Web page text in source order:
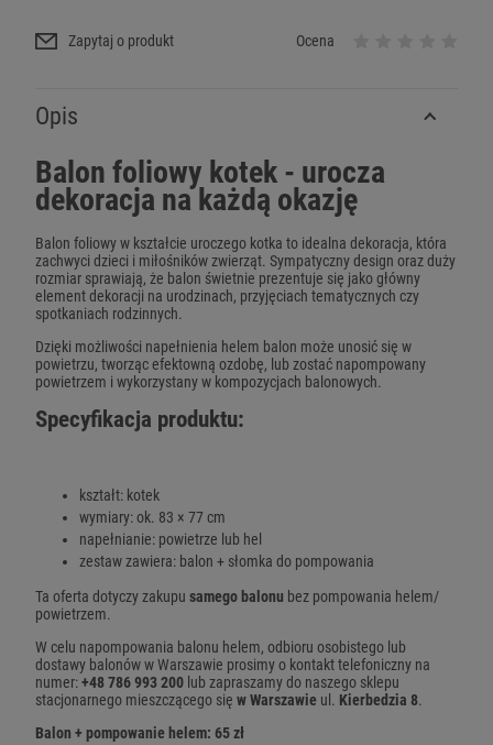
Zapytaj o produkt Ocena
Opis
Balon foliowy kotek - urocza
dekoracja na każdą okazję
Balon foliowy w kształcie uroczego kotka to idealna dekoracja, która
zachwyci dzieci i miłośników zwierząt. Sympatyczny design oraz duży
rozmiar sprawiają, że balon świetnie prezentuje się jako główny
element dekoracji na urodzinach, przyjęciach tematycznych czy
spotkaniach rodzinnych.
Dzięki możliwości napełnienia helem balon może unosić się w
powietrzu, tworząc efektowną ozdobę, lub zostać napompowany
powietrzem i wykorzystany w kompozycjach balonowych.
Specyfikacja produktu:
kształt: kotek
wymiary: ok. 83 × 77 cm
napełnianie: powietrze lub hel
zestaw zawiera: balon + słomka do pompowania
Ta oferta dotyczy zakupu samego balonu bez pompowania helem/
powietrzem.
W celu napompowania balonu helem, odbioru osobistego lub
dostawy balonów w Warszawie prosimy o kontakt telefoniczny na
numer:+48 786 993 200 lub zapraszamy do naszego sklepu
stacjonarnego mieszczącego się w Warszawie ul. Kierbedzia 8.
Balon + pompowanie helem: 65 zł